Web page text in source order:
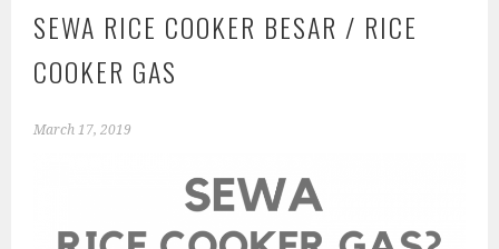
SEWA RICE COOKER BESAR / RICE
COOKER GAS
March 17, 2019